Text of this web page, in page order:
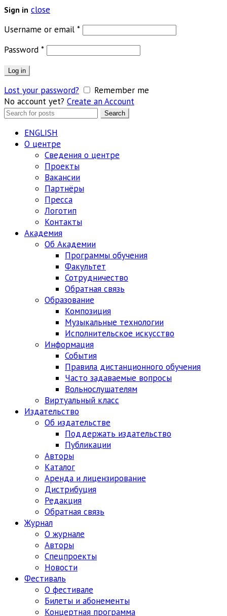
Sign in close
Username or email *Обязательно
Password *Обязательно
Log in
Lost your password?
Remember me
No account yet? Create an Account
Search
Search
ENGLISH
О центре
Сведения о центре
Проекты
Вакансии
Партнёры
Пресса
Логотип
Контакты
Академия
Об Академии
Программы обучения
Факультет
Сотрудничество
Обратная связь
Образование
Композиция
Музыкальные технологии
Исполнительское искусство
Информация
События
Правила дистанционного обучения
Часто задаваемые вопросы
Вольнослушателям
Виртуальный класс
Издательство
Об издательстве
Поддержать издательство
Публикации
Авторы
Каталог
Аренда и лицензирование
Дистрибуция
Редакция
Обратная связь
Журнал
О журнале
Авторы
Спецпроекты
Новости
Фестиваль
О фестивале
Билеты и абонементы
Концертная программа